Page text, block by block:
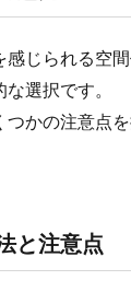
感じられる空
選択です。
つかの注意点
と注意点